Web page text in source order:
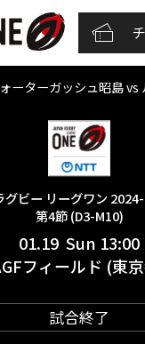
ーターガッシュ昭島
ビー リーグワン
第4節 (D3-M10)
01.19 Sun 13:00
フィールド (東
試合終了